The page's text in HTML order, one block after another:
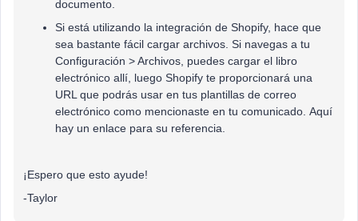
documento.
Si está utilizando la integración de Shopify, hace que
sea bastante fácil cargar archivos. Si navegas a tu
Configuración > Archivos, puedes cargar el libro
electrónico allí, luego Shopify te proporcionará una
URL que podrás usar en tus plantillas de correo
electrónico como mencionaste en tu comunicado. Aquí
hay un enlace para su referencia.
¡Espero que esto ayude!
-Taylor